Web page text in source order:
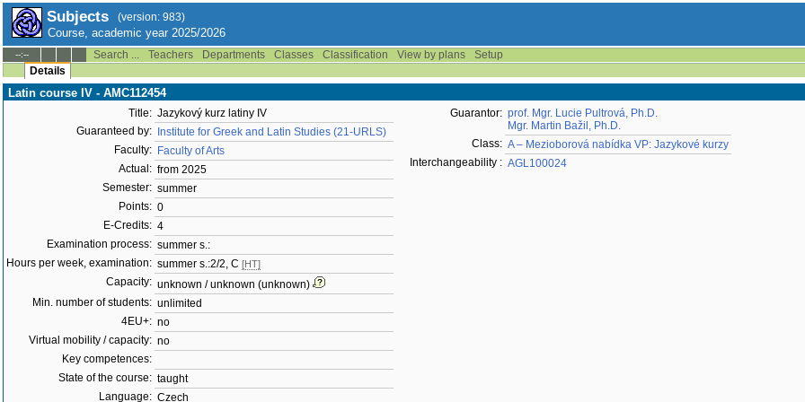
Subjects (version: 983)
Course, academic year 2025/2026
--:-- Search ... Teachers Departments Classes Classification View by plans
Setup
Details
Latin course IV - AMC112454
Title: Jazykový kurz latiny IV
Guaranteed by:
Institute for Greek and Latin Studies (21-URLS)
Faculty: Faculty of Arts
Actual: from 2025
Semester: summer
Points: 0
E-Credits: 4
Examination process: summer s.:
Hours per week, examination: summer s.:2/2, C [HT]
Capacity: unknown / unknown (unknown)
Min. number of students: unlimited
4EU+: no
Virtual mobility / capacity: no
Key competences:
State of the course: taught
Language: Czech
Guarantor: prof. Mgr. Lucie Pultrová, Ph.D.
Mgr. Martin Bažil, Ph.D.
Class: A – Mezioborová nabídka VP: Jazykové kurzy
Interchangeability : AGL100024